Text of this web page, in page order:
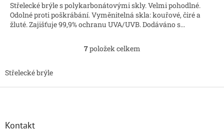
Střelecké brýle s polykarbonátovými skly. Velmi pohodlné.
Odolné proti poškrábání. Vyměnitelná skla: kouřové, čiré a
žluté. Zajišťuje 99,9% ochranu UVA/UVB. Dodáváno s...
O
d
7položek celkem
Střelecké brýle
Kontakt